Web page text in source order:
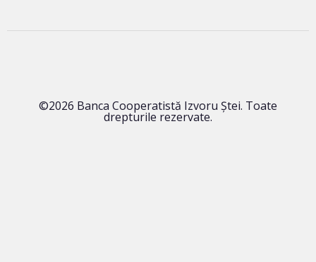
©2026 Banca Cooperatistă Izvoru Ștei. Toate
drepturile rezervate.